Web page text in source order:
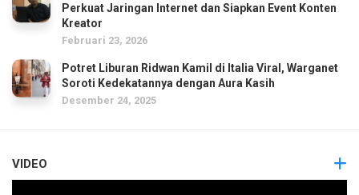
Perkuat Jaringan Internet dan Siapkan Event Konten
Kreator
Februari 23, 2026
Potret Liburan Ridwan Kamil di Italia Viral, Warganet
Soroti Kedekatannya dengan Aura Kasih
Desember 24, 2025
VIDEO